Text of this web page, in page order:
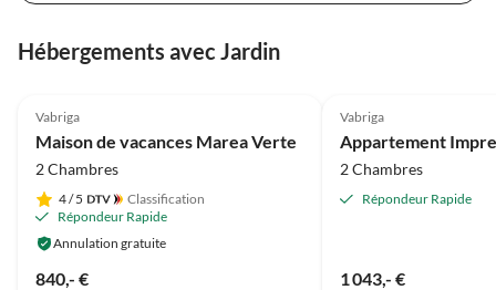
verlängert!!
Hébergements avec Jardin
Vabriga
Maison de vacances Marea Verte
2 Chambres
4/ 5
Classification
Répondeur Rapide
Annulation gratuite
840,- €
Vabriga
Appartement
2 Chambres
Répondeur Rapide
1 043,- €